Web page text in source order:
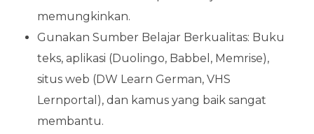
memungkinkan.
Gunakan Sumber Belajar Berkualitas: Buku
teks, aplikasi (Duolingo, Babbel, Memrise),
situs web (DW Learn German, VHS
Lernportal), dan kamus yang baik sangat
membantu.